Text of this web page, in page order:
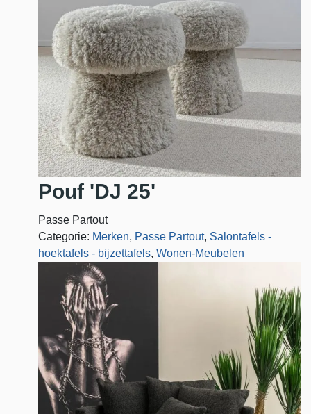
Pouf 'DJ 25'
Passe Partout
Categorie: Merken, Passe Partout, Salontafels -
hoektafels - bijzettafels, Wonen-Meubelen